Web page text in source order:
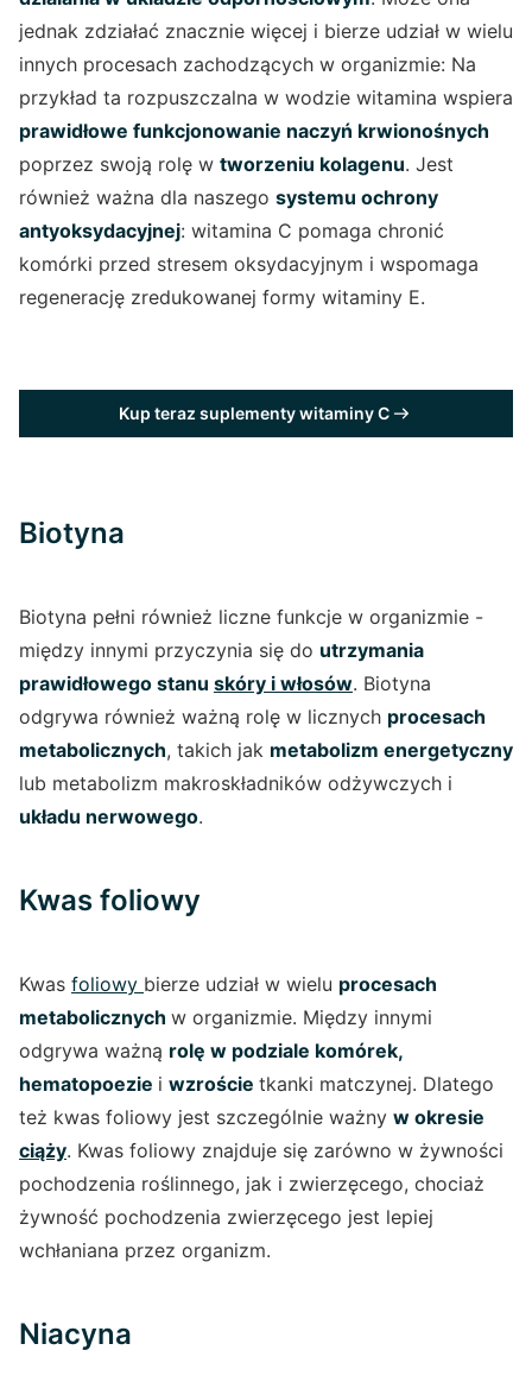
jednak zdziałać znacznie więcej i bierze udział w wielu
innych procesach zachodzących w organizmie: Na
przykład ta rozpuszczalna w wodzie witamina wspiera
prawidłowe funkcjonowanie naczyń krwionośnych
poprzez swoją rolę w tworzeniu kolagenu. Jest
również ważna dla naszego systemu ochrony
antyoksydacyjnej: witamina C pomaga chronić
komórki przed stresem oksydacyjnym i wspomaga
regenerację zredukowanej formy witaminy E.
Kup teraz suplementy witaminy C
Biotyna
Biotyna pełni również liczne funkcje w organizmie -
między innymi przyczynia się do utrzymania
prawidłowego stanu skóry i włosów. Biotyna
odgrywa również ważną rolę w licznych procesach
metabolicznych, takich jak metabolizm energetyczny
lub metabolizm makroskładników odżywczych i
układu nerwowego.
Kwas foliowy
Kwas foliowy bierze udział w wielu procesach
metabolicznych w organizmie. Między innymi
odgrywa ważną rolę w podziale komórek,
hematopoezie i wzroście tkanki matczynej. Dlatego
też kwas foliowy jest szczególnie ważny w okresie
ciąży. Kwas foliowy znajduje się zarówno w żywności
pochodzenia roślinnego, jak i zwierzęcego, chociaż
żywność pochodzenia zwierzęcego jest lepiej
wchłaniana przez organizm.
Niacyna